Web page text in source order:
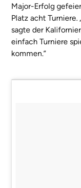
Major-Erfolg
Platz acht
sagte der
einfach Turniere
kommen.“